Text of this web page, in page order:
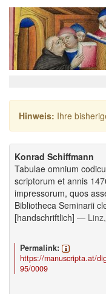
Hinweis: Ihre
Konrad Schiffmann
Tabulae omnium
scriptorum et annis
impressorum, quos
Bibliotheca Seminarii
[handschriftlich] —
Permalink:
https://manuscripta.at/
95/0009